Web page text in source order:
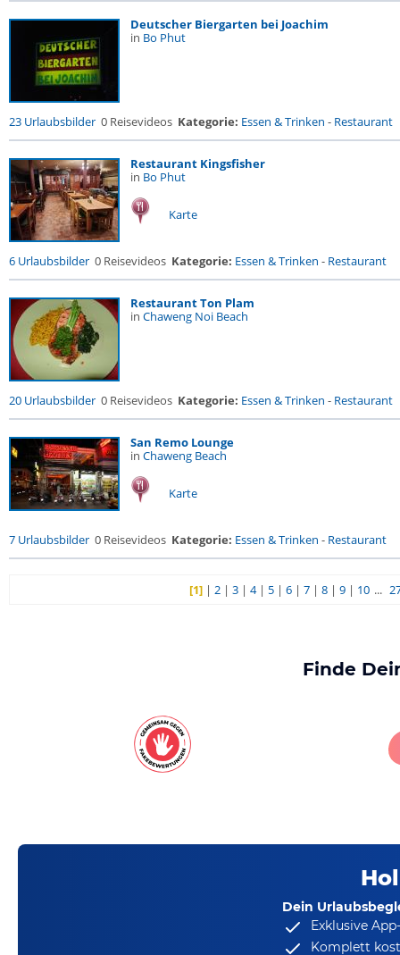
Deutscher Biergarten bei Joachim
in Bo Phut
23 Urlaubsbilder 0 Reisevideos Kategorie: Essen & Trinken - Restaurant
Restaurant Kingsfisher
in Bo Phut
Karte
6 Urlaubsbilder 0 Reisevideos Kategorie: Essen & Trinken - Restaurant
Restaurant Ton Plam
in Chaweng Noi Beach
20 Urlaubsbilder 0 Reisevideos Kategorie: Essen & Trinken - Restaurant
San Remo Lounge
in Chaweng Beach
Karte
7 Urlaubsbilder 0 Reisevideos Kategorie: Essen & Trinken - Restaurant
[1]| 2| 3| 4| 5| 6| 7| 8| 9| 10 ...
Finde
Dein
Exklusive
Komplett